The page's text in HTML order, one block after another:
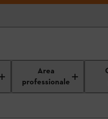
Area
professionale